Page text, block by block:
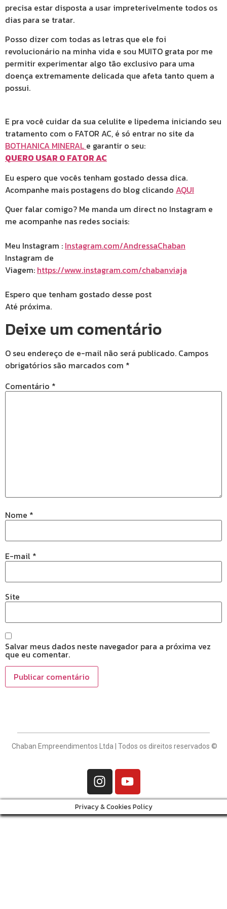
precisa estar disposta a usar impreterivelmente todos os
dias para se tratar.
Posso dizer com todas as letras que ele foi
revolucionário na minha vida e sou MUITO grata por me
permitir experimentar algo tão exclusivo para uma
doença extremamente delicada que afeta tanto quem a
possui.
E pra você cuidar da sua celulite e lipedema iniciando seu
tratamento com o FATOR AC, é só entrar no site da
BOTHANICA MINERAL e garantir o seu:
QUERO USAR O FATOR AC
Eu espero que vocês tenham gostado dessa dica.
Acompanhe mais postagens do blog clicando AQUI
Quer falar comigo? Me manda um direct no Instagram e
me acompanhe nas redes sociais:
Meu Instagram : Instagram.com/AndressaChaban
Instagram de
Viagem: https://www.instagram.com/chabanviaja
Espero que tenham gostado desse post
Até próxima.
Deixe um comentário
O seu endereço de e-mail não será publicado. Campos
obrigatórios são marcados com *
Comentário *
Nome *
E-mail *
Site
Salvar meus dados neste navegador para a próxima vez
que eu comentar.
Chaban Empreendimentos Ltda | Todos os direitos reservados ©
Privacy & Cookies Policy